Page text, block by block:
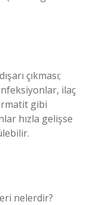
çıkması;
ilaç
gibi
hızla gelişse
nelerdir?